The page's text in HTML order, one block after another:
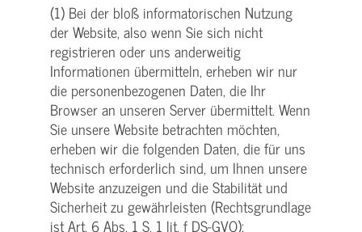
(1) Bei der bloß informatorischen Nutzung
der Website, also wenn Sie sich nicht
registrieren oder uns anderweitig
Informationen übermitteln, erheben wir nur
die personenbezogenen Daten, die Ihr
Browser an unseren Server übermittelt. Wenn
Sie unsere Website betrachten möchten,
erheben wir die folgenden Daten, die für uns
technisch erforderlich sind, um Ihnen unsere
Website anzuzeigen und die Stabilität und
Sicherheit zu gewährleisten (Rechtsgrundlage
ist Art. 6 Abs. 1 S. 1 lit. f DS-GVO):